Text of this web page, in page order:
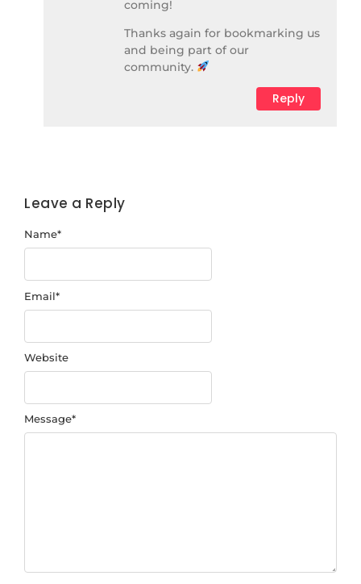
coming!
Thanks again for bookmarking us
and being part of our
community.
Reply
Leave a Reply
Message*
Name*
Email*
Website